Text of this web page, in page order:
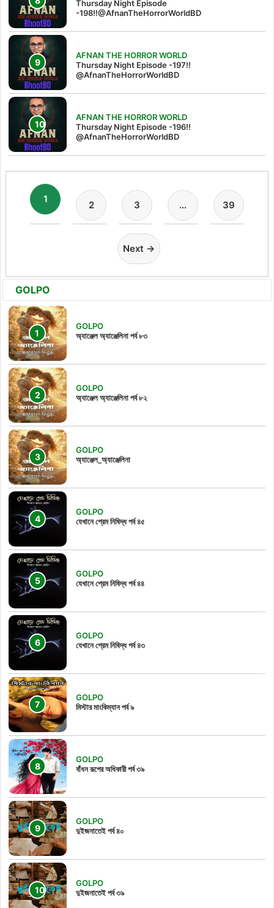
Thursday Night Episode
-198!!@AfnanTheHorrorWorldBD
AFNAN THE HORROR WORLD
Thursday Night Episode -197!!‪
@AfnanTheHorrorWorldBD‬
AFNAN THE HORROR WORLD
Thursday Night Episode -196!!
@AfnanTheHorrorWorldBD
1
2 3 … 39
Next →
GOLPO
GOLPO
অ্যাঞ্জেল অ্যাঞ্জেলিনা পর্ব ৮৩
GOLPO
অ্যাঞ্জেল অ্যাঞ্জেলিনা পর্ব ৮২
GOLPO
অ্যাঞ্জেল_অ্যাঞ্জেলিনা
GOLPO
যেখানে প্রেম নিষিদ্ধ পর্ব ৪৫
GOLPO
যেখানে প্রেম নিষিদ্ধ পর্ব ৪৪
GOLPO
যেখানে প্রেম নিষিদ্ধ পর্ব ৪৩
GOLPO
মিস্টার মাংকিম্যান পর্ব ৯
GOLPO
বাঁধন রূপের অধিকারী পর্ব ৩৯
GOLPO
দুইজনাতেই পর্ব ৪০
GOLPO
দুইজনাতেই পর্ব ৩৯